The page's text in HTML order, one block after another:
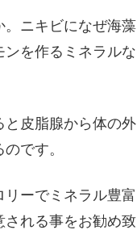
ニキビになぜ海藻
を作るミネラルな
と皮脂腺から体の外
です。
ーでミネラル豊富
される事をお勧め致